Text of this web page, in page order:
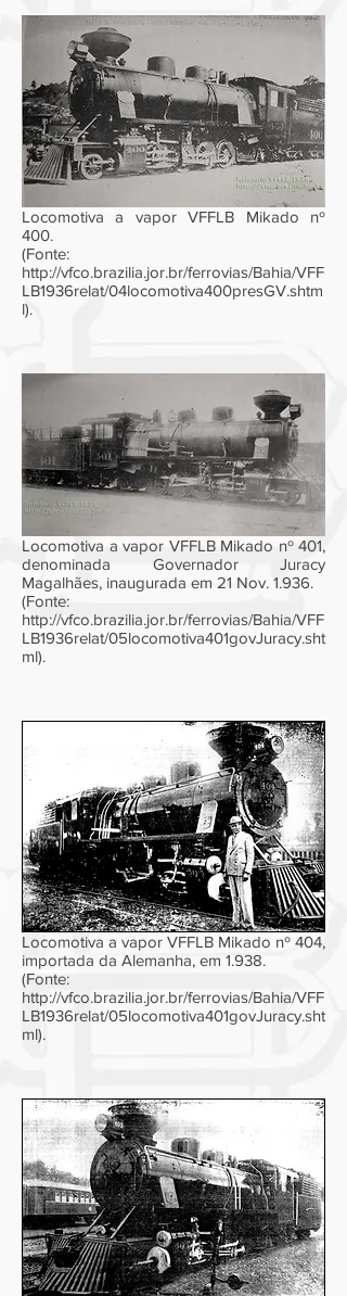
Locomotiva a vapor VFFLB Mikado nº
400.
(Fonte:
http://vfco.brazilia.jor.br/ferrovias/Bahia/VFF
LB1936relat/04locomotiva400presGV.shtm
l).
Locomotiva a vapor VFFLB Mikado nº 401,
denominada Governador Juracy
Magalhães, inaugurada em 21 Nov. 1.936.
(Fonte:
http://vfco.brazilia.jor.br/ferrovias/Bahia/VFF
LB1936relat/05locomotiva401govJuracy.sht
ml).
Locomotiva a vapor VFFLB Mikado nº 404,
importada da Alemanha, em 1.938.
(Fonte:
http://vfco.brazilia.jor.br/ferrovias/Bahia/VFF
LB1936relat/05locomotiva401govJuracy.sht
ml).